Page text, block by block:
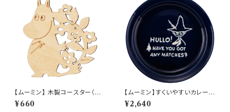
【ムーミン】 木製コースター（ム
ーミン）【木製コースター】
¥660
【ムーミン】すくいやすいカレー皿
（スナフキン）【MM9000】MM
9003-320
¥2,640